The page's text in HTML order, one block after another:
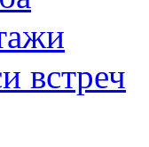
встреч